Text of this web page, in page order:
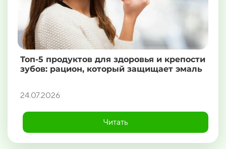
Топ-5 продуктов для здоровья и крепости
зубов: рацион, который защищает эмаль
24.07.2026
Читать